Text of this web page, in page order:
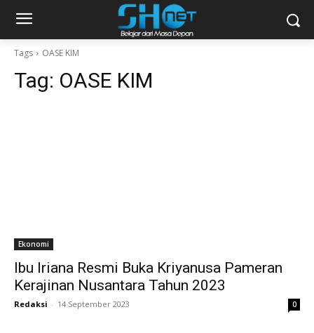
Tags OASE KIM
Tag: OASE KIM
Ekonomi
Ibu Iriana Resmi Buka Kriyanusa Pameran
Kerajinan Nusantara Tahun 2023
Redaksi - 14 September 2023 0